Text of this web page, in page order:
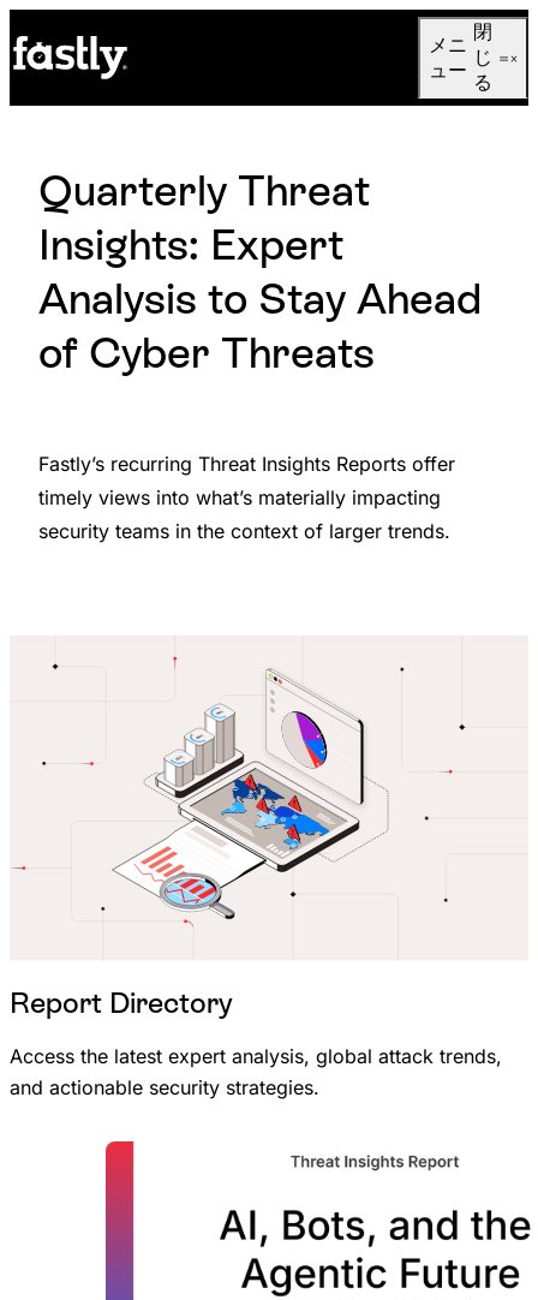
メニ
ュー
閉
じ
る
Quarterly Threat
Insights: Expert
Analysis to Stay Ahead
of Cyber Threats
Fastly’s recurring Threat Insights Reports offer
timely views into what’s materially impacting
security teams in the context of larger trends.
Report Directory
Access the latest expert analysis, global attack trends,
and actionable security strategies.